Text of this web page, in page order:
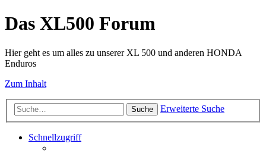
Das XL500 Forum
Hier geht es um alles zu unserer XL 500 und anderen HONDA
Enduros
Zum Inhalt
Suche Erweiterte Suche
Schnellzugriff